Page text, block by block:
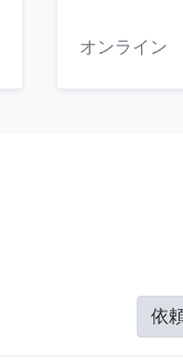
オンライン
依